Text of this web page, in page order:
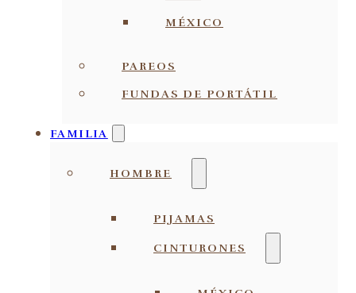
MÉXICO
PAREOS
FUNDAS DE PORTÁTIL
FAMILIA
HOMBRE
PIJAMAS
CINTURONES